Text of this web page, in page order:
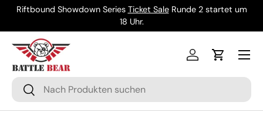
Riftbound Showdown Series Ticket SaleRunde 2 startet um
18 Uhr.
Suchen
Suchen
Einloggen
Menü